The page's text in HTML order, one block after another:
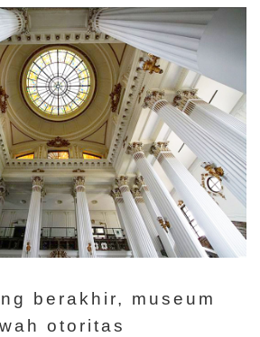
berakhir, museum
otoritas